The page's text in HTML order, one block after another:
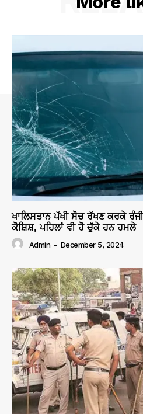
ਖਾਲਿਸਤਾਨ ਪੱਖੀ ਸੋਚ ਰੱਖਣ ਕਰਕੇ
ਕੋਸ਼ਿਸ਼, ਪਹਿਲਾਂ ਵੀ ਹੋ ਚੁੱਕੇ ਹਨ ਹਮਲੇ
Admin - December 5, 2024